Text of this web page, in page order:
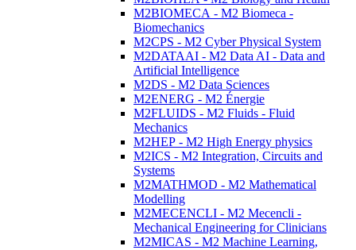
M2BIOMECA - M2 Biomeca -
Biomechanics
M2CPS - M2 Cyber Physical System
M2DATAAI - M2 Data AI - Data and
Artificial Intelligence
M2DS - M2 Data Sciences
M2ENERG - M2 Énergie
M2FLUIDS - M2 Fluids - Fluid
Mechanics
M2HEP - M2 High Energy physics
M2ICS - M2 Integration, Circuits and
Systems
M2MATHMOD - M2 Mathematical
Modelling
M2MECENCLI - M2 Mecencli -
Mechanical Engineering for Clinicians
M2MICAS - M2 Machine Learning,